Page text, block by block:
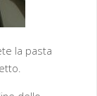
la pasta